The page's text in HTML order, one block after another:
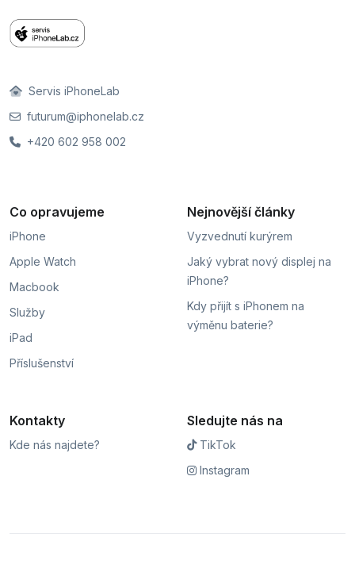
Servis iPhoneLab
futurum@iphonelab.cz
+420 602 958 002
Co opravujeme
iPhone
Apple Watch
Macbook
Služby
iPad
Příslušenství
Nejnovější články
Vyzvednutí kurýrem
Jaký vybrat nový displej na
iPhone?
Kdy přijít s iPhonem na
výměnu baterie?
Kontakty
Kde nás najdete?
Sledujte nás na
TikTok
Instagram